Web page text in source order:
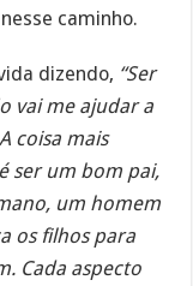
caminho.
dizendo, “Ser
vai me ajudar a
coisa mais
ser um bom pai,
um homem
os filhos para
Cada aspecto